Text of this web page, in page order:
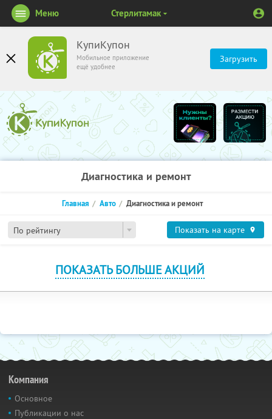
КупиКупон
Мобильное приложение
ещё удобнее
Загрузить
Меню Стерлитамак
Диагностика и ремонт
По рейтингу
Главная Авто Диагностика и ремонт
Показать на карте
ПОКАЗАТЬ БОЛЬШЕ АКЦИЙ
Компания
Основное
Публикации о нас